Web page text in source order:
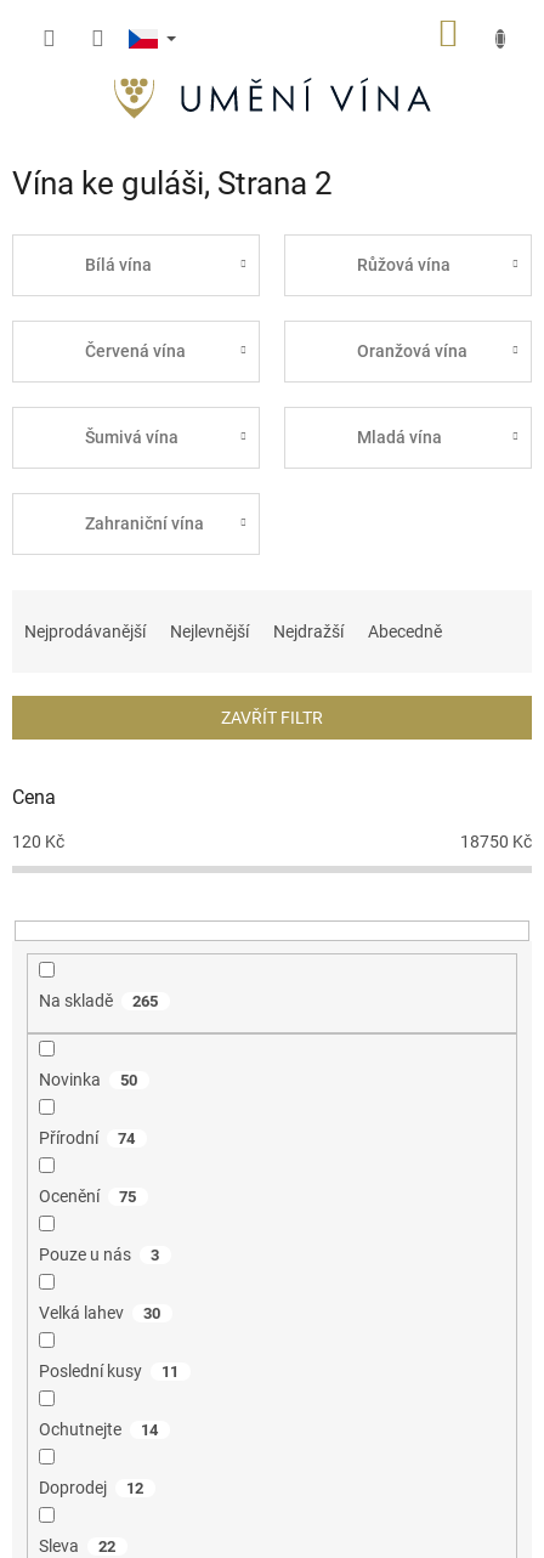
Vína ke guláši, Strana 2
Bílá vína Růžová vína
Červená vína Oranžová vína
Šumivá vína Mladá vína
Zahraniční vína
í
r
d
u
t
ů
Nejprodávanější Nejlevnější Nejdražší Abecedně
ZAVŘÍT FILTR
Cena
120 Kč 18750 Kč
Na skladě 265
Novinka 50
Přírodní 74
Ocenění 75
Pouze u nás 3
Velká lahev 30
Poslední kusy 11
Ochutnejte 14
Doprodej 12
Sleva 22